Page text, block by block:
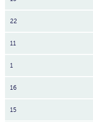
22
11
1
16
15